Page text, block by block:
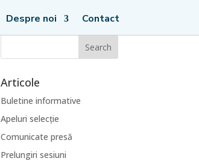
Despre noi Contact
Articole
Buletine informative
Apeluri selecție
Comunicate presă
Prelungiri sesiuni